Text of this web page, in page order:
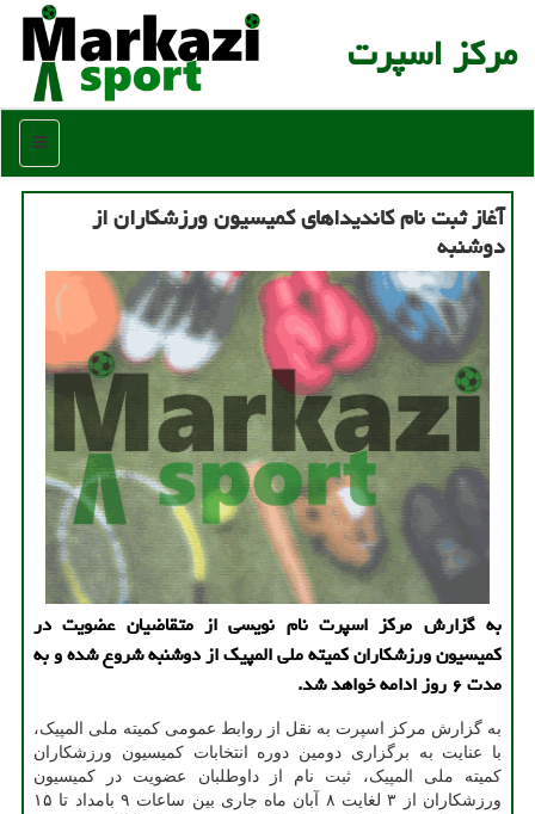
مركز اسپرت
منو
آغاز ثبت نام کاندیداهای کمیسیون ورزشکاران از
دوشنبه
به گزارش مرکز اسپرت نام نویسی از متقاضیان عضویت در
کمیسیون ورزشکاران کمیته ملی المپیک از دوشنبه شروع شده و به
مدت ۶ روز ادامه خواهد شد.
به گزارش مرکز اسپرت به نقل از روابط عمومی کمیته ملی المپیک،
با عنایت به برگزاری دومین دوره انتخابات کمیسیون ورزشکاران
کمیته ملی المپیک، ثبت نام از داوطلبان عضویت در کمیسیون
ورزشکاران از ۳ لغایت ۸ آبان ماه جاری بین ساعات ۹ بامداد تا ۱۵